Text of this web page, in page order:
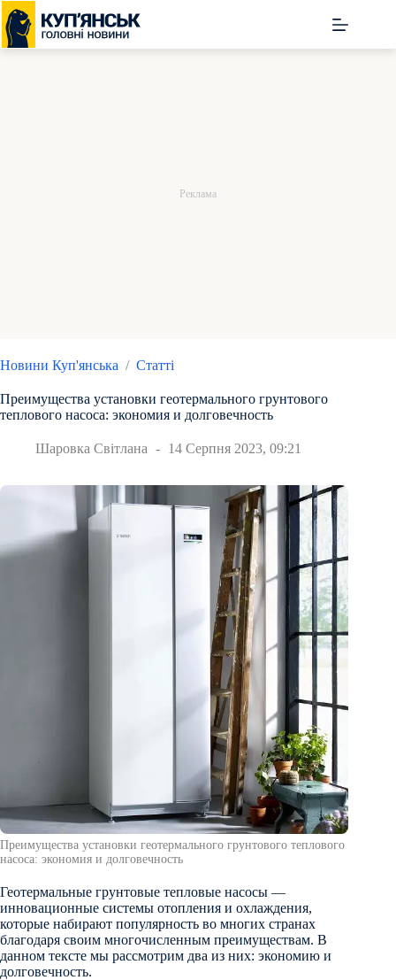
Перейти
до
вмісту
Новини Куп'янська / Статті
Преимущества установки геотермального грунтового
теплового насоса: экономия и долговечность
Шаровка Світлана 14 Серпня 2023, 09:21
Преимущества установки геотермального грунтового теплового
насоса: экономия и долговечность
Геотермальные грунтовые тепловые насосы —
инновационные системы отопления и охлаждения,
которые набирают популярность во многих странах
благодаря своим многочисленным преимуществам. В
данном тексте мы рассмотрим два из них: экономию и
долговечность.